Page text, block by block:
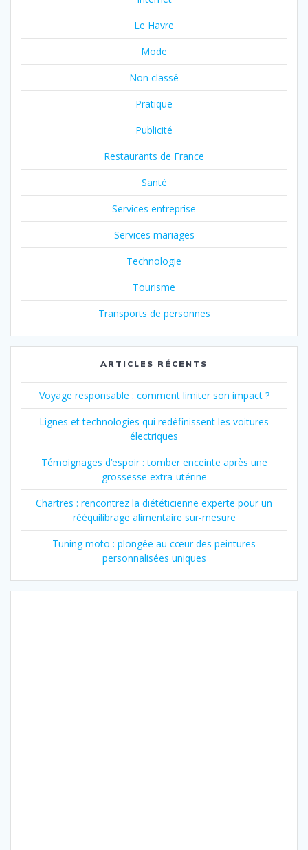
Le Havre
Mode
Non classé
Pratique
Publicité
Restaurants de France
Santé
Services entreprise
Services mariages
Technologie
Tourisme
Transports de personnes
ARTICLES RÉCENTS
Voyage responsable : comment limiter son impact ?
Lignes et technologies qui redéfinissent les voitures
électriques
Témoignages d’espoir : tomber enceinte après une
grossesse extra-utérine
Chartres : rencontrez la diététicienne experte pour un
rééquilibrage alimentaire sur-mesure
Tuning moto : plongée au cœur des peintures
personnalisées uniques